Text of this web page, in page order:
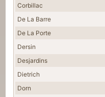
Corbillac
De La Barre
De La Porte
Dersin
Desjardins
Dietrich
Dorn